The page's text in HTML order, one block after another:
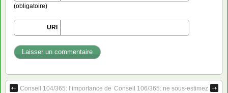
(obligatoire)
URI
Conseil 104/365: l’importance de Conseil 106/365: ne sous-estimez